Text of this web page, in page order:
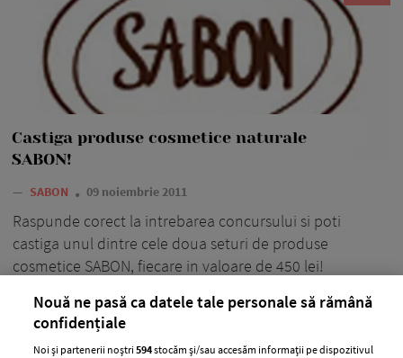
Castiga produse cosmetice naturale
SABON!
— SABON 09 noiembrie 2011
Raspunde corect la intrebarea concursului si poti
castiga unul dintre cele doua seturi de produse
cosmetice SABON, fiecare in valoare de 450 lei!
+ MAI MULTE
Nouă ne pasă ca datele tale personale să rămână
confidențiale
Noi și partenerii noștri594stocăm și/sau accesăm informații pe dispozitivul